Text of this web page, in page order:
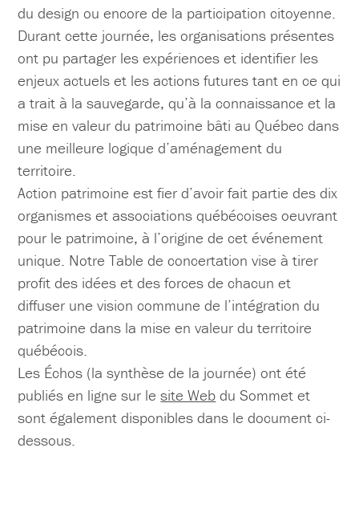
du design ou encore de la participation citoyenne.
Durant cette journée, les organisations présentes
ont pu partager les expériences et identifier les
enjeux actuels et les actions futures tant en ce qui
a trait à la sauvegarde, qu’à la connaissance et la
mise en valeur du patrimoine bâti au Québec dans
une meilleure logique d’aménagement du
territoire.
Action patrimoine est fier d’avoir fait partie des dix
organismes et associations québécoises oeuvrant
pour le patrimoine, à l’origine de cet événement
unique. Notre Table de concertation vise à tirer
profit des idées et des forces de chacun et
diffuser une vision commune de l’intégration du
patrimoine dans la mise en valeur du territoire
québécois.
Les Échos (la synthèse de la journée) ont été
publiés en ligne sur lesite Web du Sommet et
sont également disponibles dans le document ci-
dessous.